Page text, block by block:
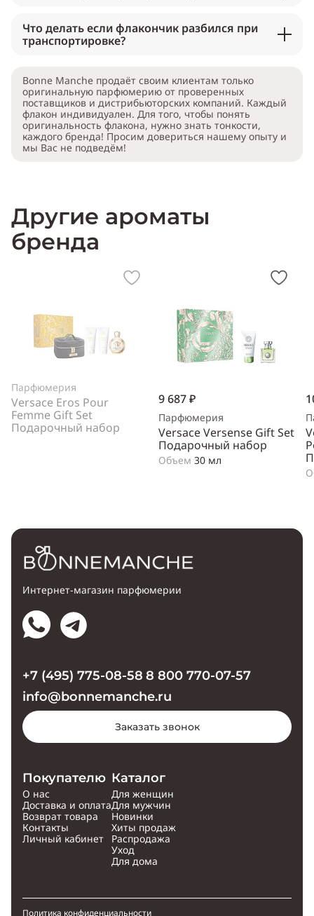
Что делать если флакончик разбился при
транспортировке?
Bonne Manche продаёт своим клиентам только
оригинальную парфюмерию от проверенных
поставщиков и дистрибьюторских компаний. Каждый
флакон индивидуален. Для того, чтобы понять
оригинальность флакона, нужно знать тонкости,
каждого бренда! Просим довериться нашему опыту и
мы Вас не подведём!
Другие ароматы
бренда
Парфюмерия
Versace Eros Pour
Femme Gift Set
Подарочный набор
9 687 ₽
Парфюмерия
Versace Versense Gift Set
Подарочный набор
Объем 30 мл
Интернет-магазин парфюмерии
Покупателю
О нас
Доставка и оплата
Возврат товара
Контакты
Личный кабинет
Каталог
Для женщин
Для мужчин
Новинки
Хиты продаж
Распродажа
Уход
Для дома
+7 (495) 775-08-58 8 800 770-07-57
info@bonnemanche.ru
Заказать звонок
Политика конфиденциальности